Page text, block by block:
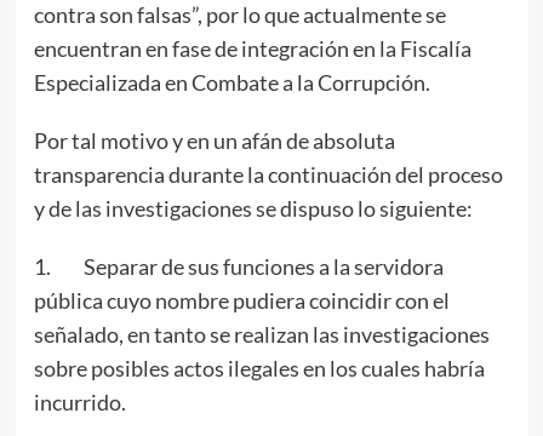
contra son falsas”, por lo que actualmente se
encuentran en fase de integración en la Fiscalía
Especializada en Combate a la Corrupción.
Por tal motivo y en un afán de absoluta
transparencia durante la continuación del proceso
y de las investigaciones se dispuso lo siguiente:
1. Separar de sus funciones a la servidora
pública cuyo nombre pudiera coincidir con el
señalado, en tanto se realizan las investigaciones
sobre posibles actos ilegales en los cuales habría
incurrido.